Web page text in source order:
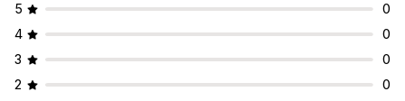
5
0
4
0
3
0
2
0